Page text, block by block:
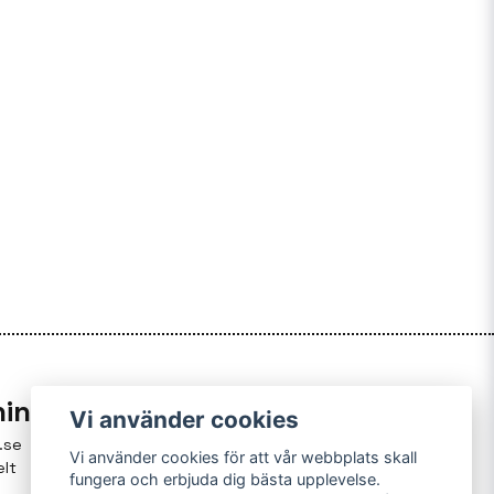
Vi använder cookies
Vi använder cookies för att vår webbplats skall
fungera och erbjuda dig bästa upplevelse.